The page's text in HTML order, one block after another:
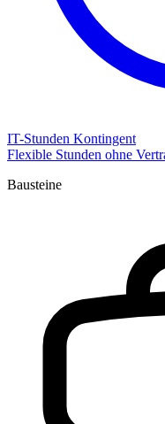
IT-Stunden Kontingent
Flexible Stunden ohne
Bausteine